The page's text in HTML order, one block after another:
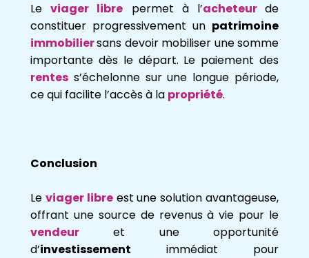
Leviager libre permet à l’acheteur de
constituer progressivement un patrimoine
immobiliersans devoir mobiliser une somme
importante dès le départ. Le paiement des
rentes s’échelonne sur une longue période,
ce qui facilite l’accès à la propriété.
Conclusion
Le viager libreest une solution avantageuse,
offrant une source de revenus à vie pour le
vendeur
et une opportunité
d’investissement immédiat pour